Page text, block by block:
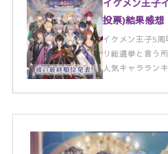
イケメン王子
投票)結果感想
イケメン王子5周
リ総選挙と言う
人気キャララン